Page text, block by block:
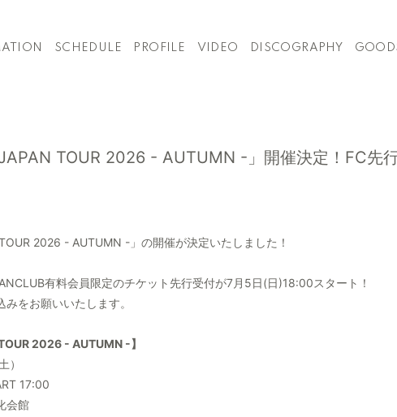
SCHEDULE PROFILE VIDEO DISCOGRAPHY
TOUR 2026 - AUTUMN -」開催決定！FC先行
2026 - AUTUMN -」の開催が決定いたしました！
有料会員限定のチケット先行受付が7月5日(日)18:00スタート！
をお願いいたします。
2026 - AUTUMN -】
）
17:00
会館